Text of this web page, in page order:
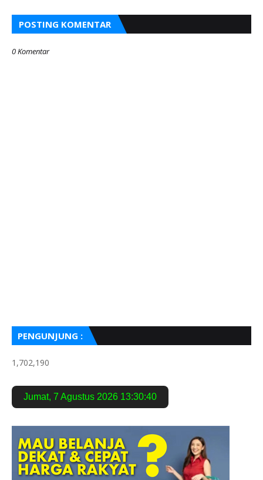
POSTING KOMENTAR
0 Komentar
PENGUNJUNG :
1,702,190
Jumat, 7 Agustus 2026 13:30:42